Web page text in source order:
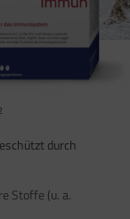
durch
Stoffe (u. a.